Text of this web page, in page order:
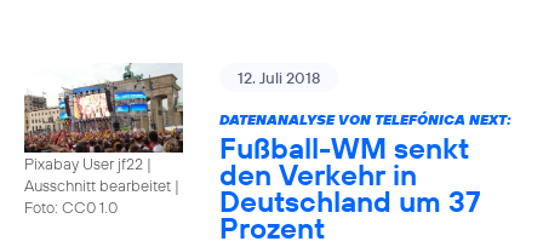
Pixabay User jf22 |
Ausschnitt bearbeitet |
Foto: CC0 1.0
12. Juli 2018
DATENANALYSE VON TELEFÓNICA NEXT:
Fußball-WM senkt
den Verkehr in
Deutschland um 37
Prozent